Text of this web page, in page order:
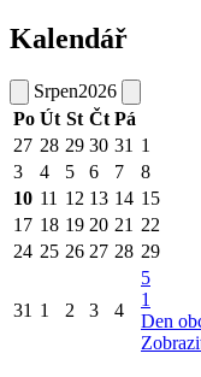
Kalendář
Srpen2026
Po Út St Čt Pá
27 28 29 30 31 1
3
4 5 6 7 8
10 11 12 13 14 15
17 18 19 20 21 22
24 25 26 27 28 29
31 1 2 3 4
5
1
Den